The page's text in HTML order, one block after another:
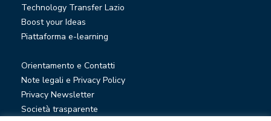
Technology Transfer Lazio
Boost your Ideas
Piattaforma e-learning
Orientamento e Contatti
Note legali e Privacy Policy
Privacy Newsletter
Società trasparente